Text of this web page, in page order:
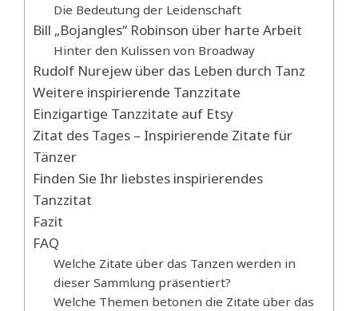
Die Bedeutung der Leidenschaft
Bill „Bojangles“ Robinson über harte Arbeit
Hinter den Kulissen von Broadway
Rudolf Nurejew über das Leben durch Tanz
Weitere inspirierende Tanzzitate
Einzigartige Tanzzitate auf Etsy
Zitat des Tages – Inspirierende Zitate für
Tänzer
Finden Sie Ihr liebstes inspirierendes
Tanzzitat
Fazit
FAQ
Welche Zitate über das Tanzen werden in
dieser Sammlung präsentiert?
Welche Themen betonen die Zitate über das